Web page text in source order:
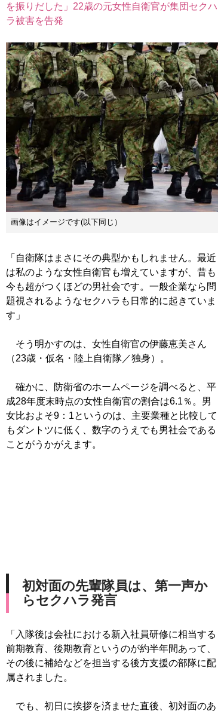
を振りだした」22歳の元女性自衛官が集団セクハ
ラ被害を告発
画像はイメージです(以下同じ）
「自衛隊はまさにその典型かもしれません。最近
は私のような女性自衛官も増えていますが、昔も
今も超がつくほどの男社会です。一般企業なら問
題視されるようなセクハラも日常的に起きていま
す」
そう明かすのは、女性自衛官の伊藤恵美さん
（23歳・仮名・陸上自衛隊／独身）。
確かに、防衛省のホームページを調べると、平
成28年度末時点の女性自衛官の割合は6.1％。男
女比およそ9：1というのは、主要業種と比較して
もダントツに低く、数字のうえでも男社会である
ことがうかがえます。
初対面の先輩隊員は、第一声か
らセクハラ発言
「入隊後は会社における新入社員研修に相当する
前期教育、後期教育というのが約半年間あって、
その後に補給などを担当する後方支援の部隊に配
属されました。
でも、初日に挨拶を済ませた直後、初対面のあ